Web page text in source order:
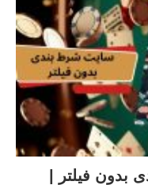
بدون فیلتر |